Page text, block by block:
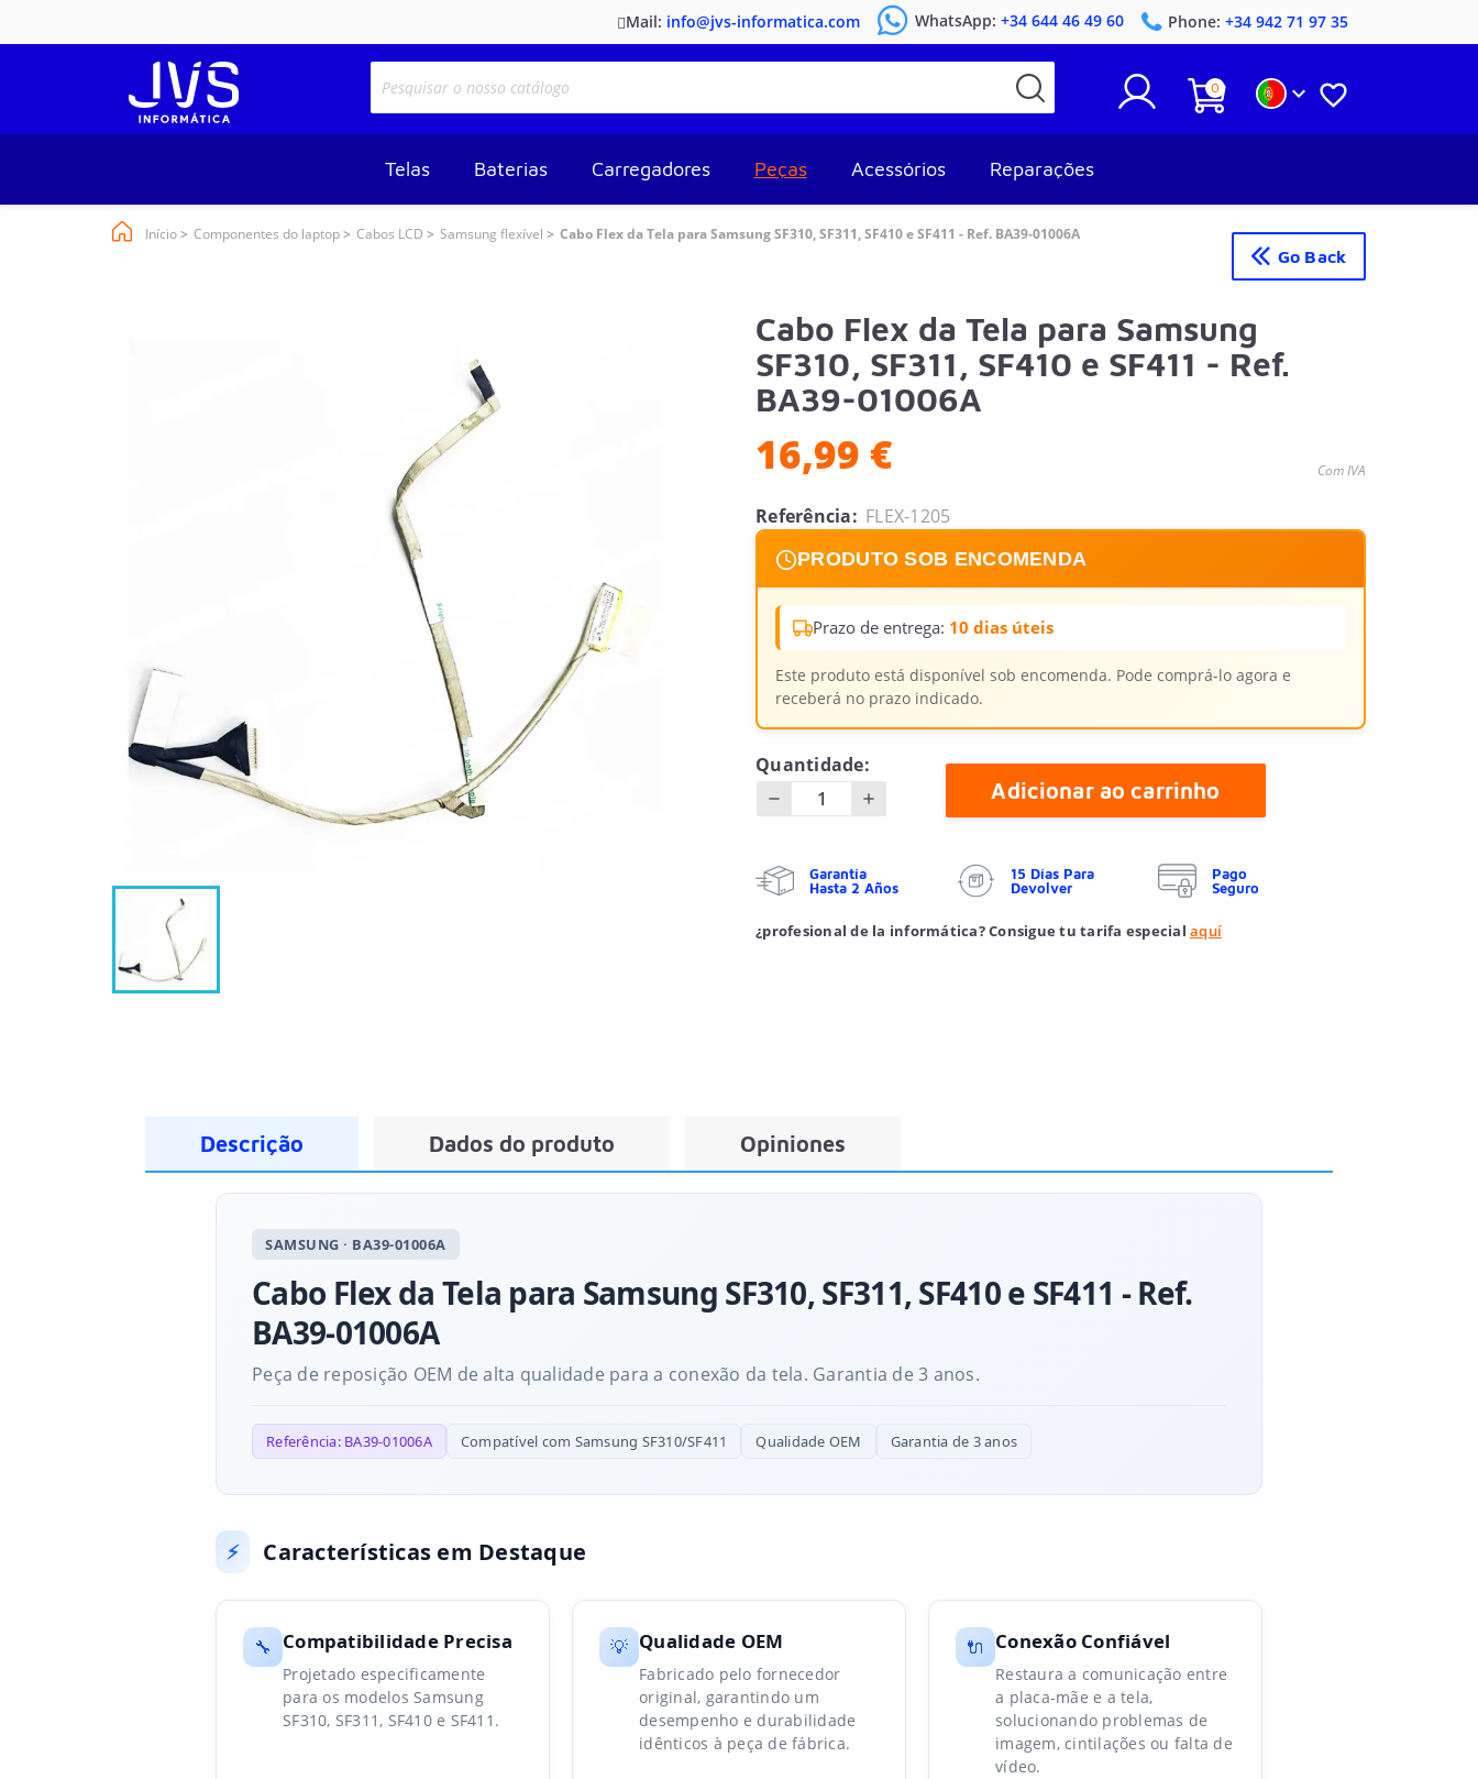
Mail: info@jvs-informatica.com WhatsApp:+34 644 46 49 60 Phone: +34 942 71 97 35
0  
Telas Baterias Carregadores Peças Acessórios Reparações
Início Componentes do laptop Cabos LCD Samsung flexível Cabo Flex da Tela para Samsung SF310, SF311, SF410 e SF411 - Ref. BA39-01006A
Go Back
Cabo Flex da Tela para Samsung
SF310, SF311, SF410 e SF411 - Ref.
BA39-01006A
16,99 € Com IVA
Referência: FLEX-1205
PRODUTO SOB ENCOMENDA
Prazo de entrega: 10 dias úteis
Este produto está disponível sob encomenda. Pode comprá-lo agora e
receberá no prazo indicado.
Quantidade:
Adicionar ao carrinho
Garantía
Hasta 2 Años
15 Días Para
Devolver
Pago
Seguro
¿profesional de la informática? Consigue tu tarifa especial aquí
Descrição Dados do produto Opiniones
SAMSUNG · BA39-01006A
Cabo Flex da Tela para Samsung SF310, SF311, SF410 e SF411 - Ref.
BA39-01006A
Peça de reposição OEM de alta qualidade para a conexão da tela. Garantia de 3 anos.
Referência: BA39-01006A Compatível com Samsung SF310/SF411 Qualidade OEM Garantia de 3 anos
⚡ Características em Destaque
🔧 Compatibilidade Precisa
Projetado especificamente
para os modelos Samsung
SF310, SF311, SF410 e SF411.
💡 Qualidade OEM
Fabricado pelo fornecedor
original, garantindo um
desempenho e durabilidade
idênticos à peça de fábrica.
🔌 Conexão Confiável
Restaura a comunicação entre
a placa-mãe e a tela,
solucionando problemas de
imagem, cintilações ou falta de
vídeo.